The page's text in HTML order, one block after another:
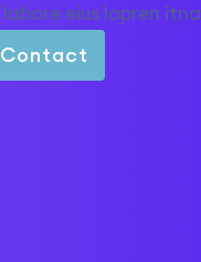
Contact